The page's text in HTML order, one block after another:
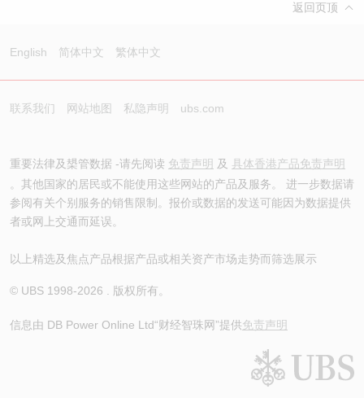
返回页顶
English 简体中文 繁体中文
联系我们 网站地图 私隐声明 ubs.com
重要法律及槼管数据 -请先阅读 免责声明 及 具体香港产品免责声明
。其他国家的居民或不能使用这些网站的产品及服务。 进一步数据请
参阅有关个别服务的销售限制。报价或数据的发送可能因为数据提供
者或网上交通而延误。
以上精选及焦点产品根据产品或相关资产市场走势而筛选展示
© UBS 1998-2026 . 版权所有。
信息由 DB Power Online Ltd“财经智珠网”提供免责声明